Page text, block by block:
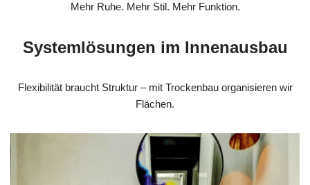
Mehr Ruhe. Mehr Stil. Mehr Funktion.
Systemlösungen im Innenausbau
Flexibilität braucht Struktur – mit Trockenbau organisieren wir
Flächen.